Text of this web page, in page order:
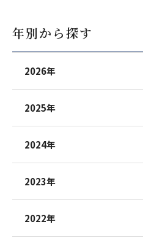
年別から探す
2026年
2025年
2024年
2023年
2022年